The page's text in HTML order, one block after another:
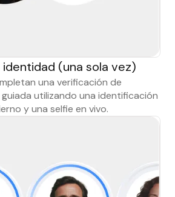
(una sola vez)
una verificación de
utilizando una identificación
y una selfie en vivo.